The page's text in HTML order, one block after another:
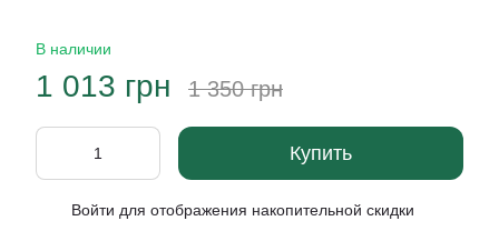
В наличии
1 013 грн 1 350 грн
Купить
Войти для отображения накопительной скидки